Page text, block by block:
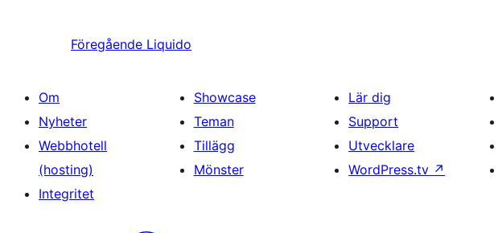
Föregående Liquido
Om
Nyheter
Webbhotell
(hosting)
Integritet
Showcase
Teman
Tillägg
Mönster
Lär dig
Support
Utvecklare
WordPress.tv ↗